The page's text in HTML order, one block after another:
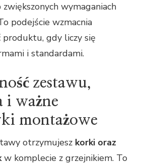
zwiększonych wymaganiach
podejście wzmacnia
produktu, gdy liczy się
i standardami.
zestawu,
i ważne
montażowe
otrzymujesz korki oraz
w komplecie z grzejnikiem. To